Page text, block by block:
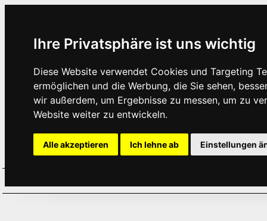
Ihre Privatsphäre ist uns wichtig
Diese Website verwendet Cookies und Targeting
ermöglichen und die Werbung, die Sie sehen,
wir außerdem, um Ergebnisse zu messen, um zu
Website weiter zu entwickeln.
Alle akzeptieren Ich lehne ab Einstellungen